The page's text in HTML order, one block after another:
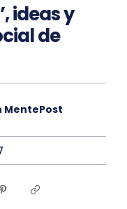
ideas y
de
MentePost